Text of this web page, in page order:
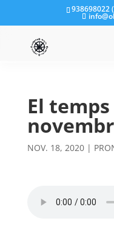
938698022
El
NOV. 18, 2020|